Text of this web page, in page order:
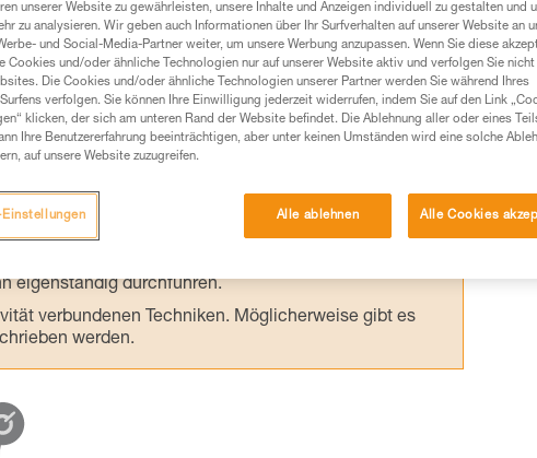
Produkte, um die es in diesem Tech Tipp geht,
ziehen. Um diese Zusatzinformationen verstehen zu
enthaltenen Informationen richtig
entsprechende Ausbildung und ein spezielles
Profi, ob Sie in der Lage sind, den Vorgang
eigenständig durchführen.
verbundenen Techniken. Möglicherweise gibt es
werden.
unserer Website zu gewährleisten, unsere Inhalte und Anzeigen individuell zu gestalten und
zu analysieren. Wir geben auch Informationen über Ihr Surfverhalten auf unserer Website an
und Social-Media-Partner weiter, um unsere Werbung anzupassen. Wenn Sie diese
Cookies und/oder ähnliche Technologien nur auf unserer Website aktiv und verfolgen Sie nicht
Die Cookies und/oder ähnliche Technologien unserer Partner werden Sie während Ihres
verfolgen. Sie können Ihre Einwilligung jederzeit widerrufen, indem Sie auf den Link
klicken, der sich am unteren Rand der Website befindet. Die Ablehnung aller oder eines
Ihre Benutzererfahrung beeinträchtigen, aber unter keinen Umständen wird eine solche
auf unsere Website zuzugreifen.
Alle ablehnen Alle Cookies